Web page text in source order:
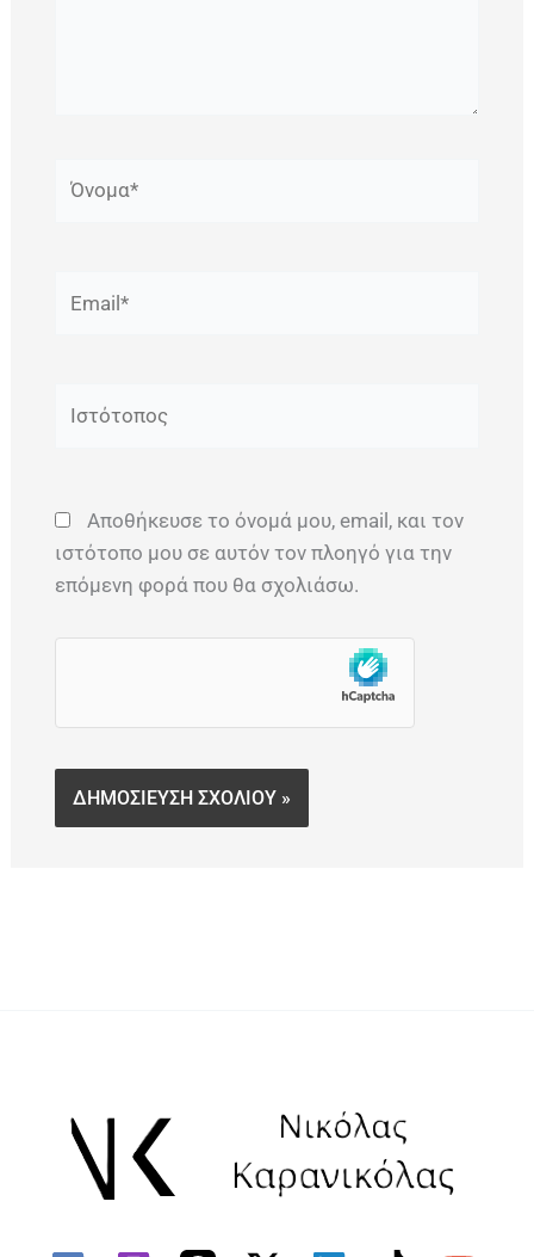
Αποθήκευσε το όνομά μου, email, και τον
ιστότοπο μου σε αυτόν τον πλοηγό για την
επόμενη φορά που θα σχολιάσω.